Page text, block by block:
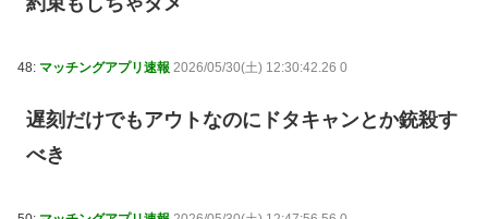
48: マッチングアプリ速報 2026/05/30(土) 12:30:42.26 0
遅刻だけでもアウトなのにドタキャンとか銃殺す
べき